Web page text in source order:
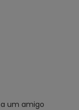
um amigo